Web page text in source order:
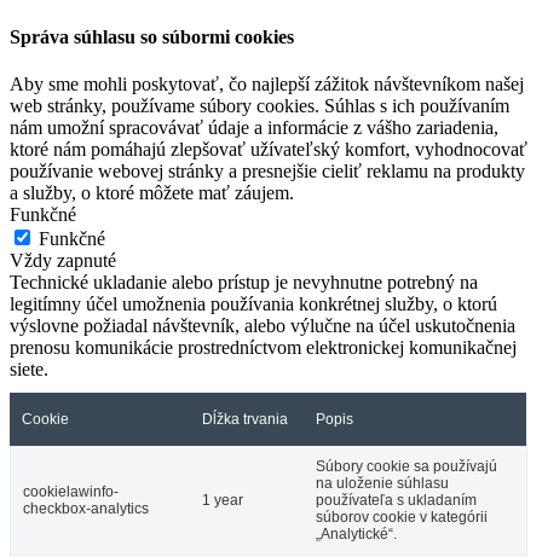
Správa súhlasu so súbormi cookies
Aby sme mohli poskytovať, čo najlepší zážitok návštevníkom našej
web stránky, používame súbory cookies. Súhlas s ich používaním
nám umožní spracovávať údaje a informácie z vášho zariadenia,
ktoré nám pomáhajú zlepšovať užívateľský komfort, vyhodnocovať
používanie webovej stránky a presnejšie cieliť reklamu na produkty
a služby, o ktoré môžete mať záujem.
Funkčné
Funkčné
Vždy zapnuté
Technické ukladanie alebo prístup je nevyhnutne potrebný na
legitímny účel umožnenia používania konkrétnej služby, o ktorú
výslovne požiadal návštevník, alebo výlučne na účel uskutočnenia
prenosu komunikácie prostredníctvom elektronickej komunikačnej
siete.
Cookie Dĺžka trvania Popis
cookielawinfo-
checkbox-analytics
1 year
Súbory cookie sa používajú
na uloženie súhlasu
používateľa s ukladaním
súborov cookie v kategórii
„Analytické“.